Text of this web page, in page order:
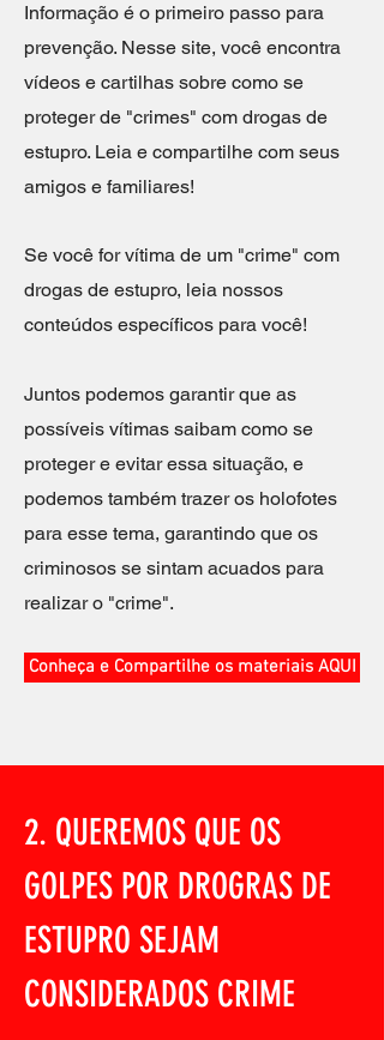
Informação é o primeiro passo para
prevenção. Nesse site, você encontra
vídeos e cartilhas sobre como se
proteger de "crimes" com drogas de
estupro. Leia e compartilhe com seus
amigos e familiares!
Se você for vítima de um "crime" com
drogas de estupro, leia nossos
conteúdos específicos para você!
Juntos podemos garantir que as
possíveis vítimas saibam como se
proteger e evitar essa situação, e
podemos também trazer os holofotes
para esse tema, garantindo que os
criminosos se sintam acuados para
realizar o "crime".
Conheça e Compartilhe os materiais AQUI
2. QUEREMOS QUE OS
GOLPES POR DROGRAS DE
ESTUPRO SEJAM
CONSIDERADOS CRIME